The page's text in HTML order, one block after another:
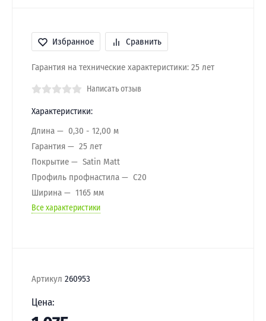
Избранное Сравнить
Гарантия на технические характеристики: 25 лет
Написать отзыв
Характеристики:
Длина
0,30 - 12,00 м
Гарантия
25 лет
Покрытие
Satin Мatt
Профиль профнастила
C20
Ширина
1165 мм
Все характеристики
Артикул 260953
Цена: